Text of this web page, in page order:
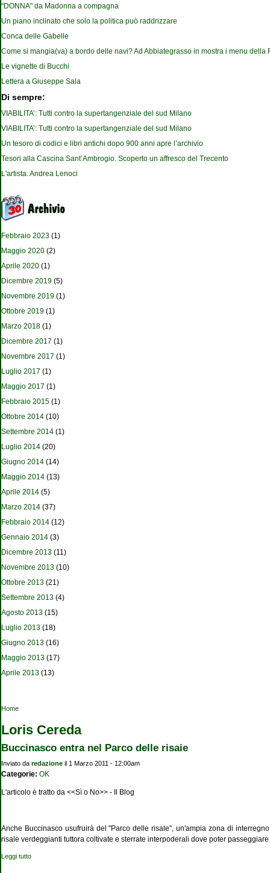
"DONNA" da Madonna a compagna
Un piano inclinato che solo la politica può raddrizzare
Conca delle Gabelle
Come si mangia(va) a bordo delle navi? Ad Abbiategrasso in mostra i menu della
Le vignette di Bucchi
Lettera a Giuseppe Sala
Di sempre:
VIABILITA’: Tutti contro la supertangenziale del sud Milano
VIABILITA’: Tutti contro la supertangenziale del sud Milano
Un tesoro di codici e libri antichi dopo 900 anni apre l’archivio
Tesori alla Cascina Sant’Ambrogio. Scoperto un affresco del Trecento
L'artista: Andrea Lenoci
Febbraio 2023 (1)
Maggio 2020 (2)
Aprile 2020 (1)
Dicembre 2019 (5)
Novembre 2019 (1)
Ottobre 2019 (1)
Marzo 2018 (1)
Dicembre 2017 (1)
Novembre 2017 (1)
Luglio 2017 (1)
Maggio 2017 (1)
Febbraio 2015 (1)
Ottobre 2014 (10)
Settembre 2014 (1)
Luglio 2014 (20)
Giugno 2014 (14)
Maggio 2014 (13)
Aprile 2014 (5)
Marzo 2014 (37)
Febbraio 2014 (12)
Gennaio 2014 (3)
Dicembre 2013 (11)
Novembre 2013 (10)
Ottobre 2013 (21)
Settembre 2013 (4)
Agosto 2013 (15)
Luglio 2013 (18)
Giugno 2013 (16)
Maggio 2013 (17)
Aprile 2013 (13)
Tu sei qui
Home
Loris Cereda
Buccinasco entra nel Parco delle risaie
Inviato da redazione il 1 Marzo 2011 - 12:00am
Categorie: OK
L'articolo è tratto da <<Sì o No>> - Il Blog
Anche Buccinasco usufruirà del "Parco delle risale", un'ampia zona di
risale verdeggianti tuttora coltivate e sterrate interpoderali dove poter
Leggi tutto